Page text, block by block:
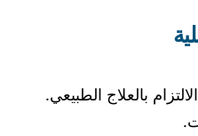
بالعلاج الطبيعي.